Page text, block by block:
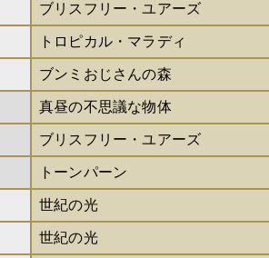
ブリスフリー・ユアーズ
トロピカル・マラディ
ブンミおじさんの森
真昼の不思議な物体
ブリスフリー・ユアーズ
トーンパーン
世紀の光
世紀の光